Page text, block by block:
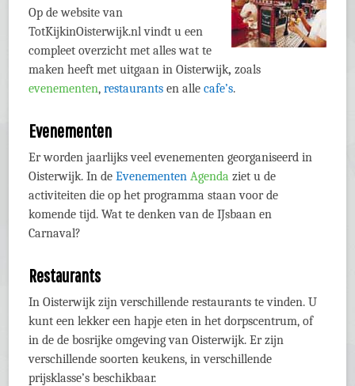
Op de website van
TotKijkinOisterwijk.nl vindt u een
compleet overzicht met alles wat te
maken heeft met uitgaan in Oisterwijk,zoals
evenementen,restaurantsen allecafe’s.
Evenementen
Er worden jaarlijks veel evenementen georganiseerd in
Oisterwijk. In deEvenementenAgenda ziet u de
activiteiten die op het programma staan voor de
komende tijd. Wat te denken van de IJsbaan en
Carnaval?
Restaurants
In Oisterwijk zijn verschillende restaurants te vinden. U
kunt een lekker een hapje eten in het dorpscentrum, of
in de de bosrijke omgeving van Oisterwijk. Er zijn
verschillende soorten keukens, in verschillende
prijsklasse’s beschikbaar.